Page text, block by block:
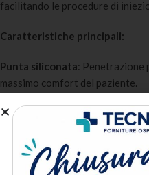
facilitando le procedure di
Caratteristiche principali:
Punta siliconata: Penetrazione
massimo comfort del paziente.
Luer Slip in commercio.
Tappo protettivo: Mantiene la
momento dell’utilizzo.
Calibri disponibili: Disponibile